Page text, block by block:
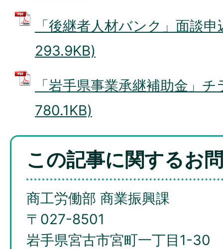
「後継者人材バンク」面談
293.9KB)
「岩手県事業承継補助金」
780.1KB)
この記事に関するお
商工労働部 商業振興課
〒027-8501
岩手県宮古市宮町一丁目1-30